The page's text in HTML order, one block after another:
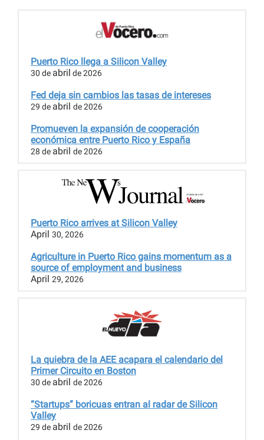
Puerto Rico llega a Silicon Valley
30 de abril de 2026
Fed deja sin cambios las tasas de intereses
29 de abril de 2026
Promueven la expansión de cooperación
económica entre Puerto Rico y España
28 de abril de 2026
Puerto Rico arrives at Silicon Valley
April 30, 2026
Agriculture in Puerto Rico gains momentum as a
source of employment and business
April 29, 2026
La quiebra de la AEE acapara el calendario del
Primer Circuito en Boston
30 de abril de 2026
“Startups” boricuas entran al radar de Silicon
Valley
29 de abril de 2026